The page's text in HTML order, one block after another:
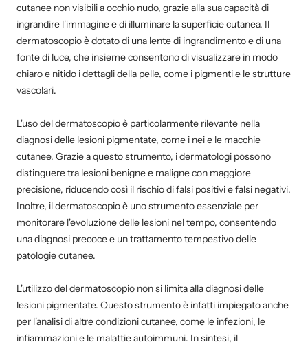
cutanee non visibili a occhio nudo, grazie alla sua capacità di
ingrandire l'immagine e di illuminare la superficie cutanea. Il
dermatoscopio è dotato di una lente di ingrandimento e di una
fonte di luce, che insieme consentono di visualizzare in modo
chiaro e nitido i dettagli della pelle, come i pigmenti e le strutture
vascolari.
L'uso del dermatoscopio è particolarmente rilevante nella
diagnosi delle lesioni pigmentate, come i nei e le macchie
cutanee. Grazie a questo strumento, i dermatologi possono
distinguere tra lesioni benigne e maligne con maggiore
precisione, riducendo così il rischio di falsi positivi e falsi negativi.
Inoltre, il dermatoscopio è uno strumento essenziale per
monitorare l'evoluzione delle lesioni nel tempo, consentendo
una diagnosi precoce e un trattamento tempestivo delle
patologie cutanee.
L'utilizzo del dermatoscopio non si limita alla diagnosi delle
lesioni pigmentate. Questo strumento è infatti impiegato anche
per l'analisi di altre condizioni cutanee, come le infezioni, le
infiammazioni e le malattie autoimmuni. In sintesi, il